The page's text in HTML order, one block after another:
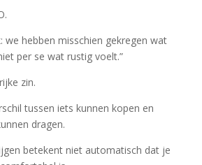
we hebben misschien gekregen wat
per se wat rustig voelt.”
zin.
tussen iets kunnen kopen en
dragen.
betekent niet automatisch dat je